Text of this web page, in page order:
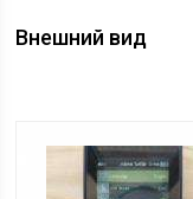
Внешний вид